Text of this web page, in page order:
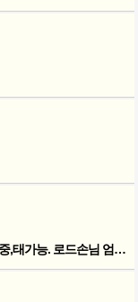
안양 평촌역 먹자상권 중국샵. 한,중,태가능. 로드손님 엄청많아요!